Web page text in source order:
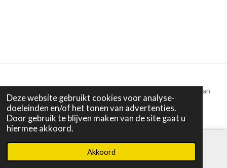
Deze website gebruikt cookies voor analyse-
doeleinden en/of het tonen van advertenties.
Door gebruik te blijven maken van de site gaat u
hiermee akkoord.
Akkoord
Alle tekst en beelden © 2022 - 2025 Puur Anders | Miranda van
Dijk